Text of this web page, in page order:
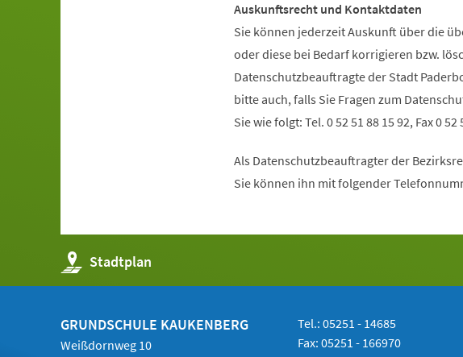
Auskunftsrecht und Kontaktdaten
Sie können jederzeit Auskunft über die
oder diese bei Bedarf korrigieren bzw.
Datenschutzbeauftragte der Stadt
bitte auch, falls Sie Fragen zum
Sie wie folgt: Tel. 0 52 51 88 15 92, Fax 0 52
Als Datenschutzbeauftragter der
Sie können ihn mit folgender
Stadtplan
(Öffnet
in
einem
Tab)
GRUNDSCHULE KAUKENBERG
Weißdornweg 10
Tel.: 05251 - 14685
Fax: 05251 - 166970